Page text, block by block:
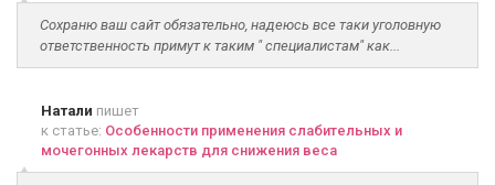
Сохраню ваш сайт обязательно, надеюсь все таки уголовную
ответственность примут к таким " специалистам" как...
Натали пишет
к статье: Особенности применения слабительных и
мочегонных лекарств для снижения веса